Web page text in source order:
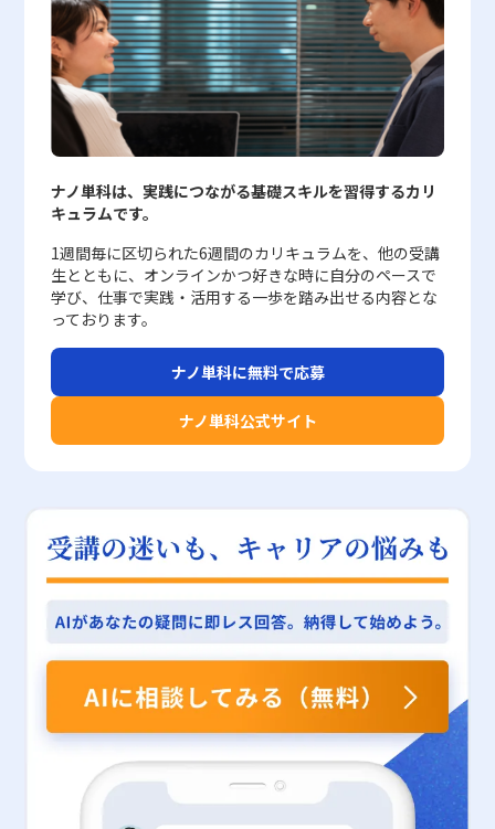
となっています。 アカウンティングスキルの注意点 ア
カウンティングスキルを習得する際には、いくつかの注
意点があります。まず第一に、基礎知識の徹底が求めら
れます。会計原則や税法の理解はもちろんのこと、最新
の会計基準や法規制にも精通している必要があります。
常に変化する環境に対応するためには、継続的な学習と
情報収集が不可欠です。 次に、テクノロジーの活用と人
間的な判断力のバランスが重要です。デジタルツールや
なっていますが、最終的な判断や戦略策定には人間の洞
察力が求められます。アカウンティングスキルを持つビ
ルシンキングを駆使して適切な判断を下す能力が求めら
れます。 さらに、コミュニケーション能力も欠かせませ
ん。財務情報は経営層や他部門と共有されるべき重要な
データであり、分かりやすく的確に伝える力が必要で
す。アカウンティングスキルを活かし、他部門との連携
を図ることで、組織全体のパフォーマンス向上に寄与す
要な武器です。基礎知識の徹底、最新技術の活用、人間
的な判断力とコミュニケーション能力をバランスよく身
ティングスキルの向上は持続的なキャリア形成に欠かせ
ない要素であり、若手ビジネスマンは積極的に取り組む
べき課題と言えるでしょう。
ナノ単科は、実践につながる基礎スキルを習得するカリ
キュラムです。
1週間毎に区切られた6週間のカリキュラムを、他の受講
生とともに、オンラインかつ好きな時に自分のペースで
学び、仕事で実践・活用する一歩を踏み出せる内容とな
っております。
ナノ単科に無料で応募
ナノ単科公式サイト